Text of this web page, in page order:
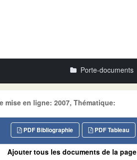
Porte-documents
mise en ligne: 2007, Thématique:
PDF Tableau
PDF Bibliographie
Ajouter tous les documents de la page